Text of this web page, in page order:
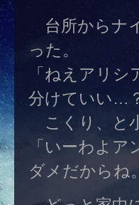
台所からナ
った。
「ねえアリ
分けていい…
こくり、と
「いーわよ
ダメだからね